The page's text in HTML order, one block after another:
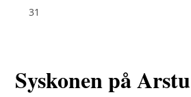
31
Syskonen på Arstu